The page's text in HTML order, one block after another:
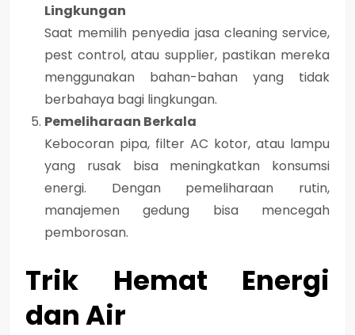
Lingkungan
Saat memilih penyedia jasa cleaning service,
pest control, atau supplier, pastikan mereka
menggunakan bahan-bahan yang tidak
berbahaya bagi lingkungan.
Pemeliharaan Berkala
Kebocoran pipa, filter AC kotor, atau lampu
yang rusak bisa meningkatkan konsumsi
energi. Dengan pemeliharaan rutin,
manajemen gedung bisa mencegah
pemborosan.
Trik Hemat Energi
dan Air